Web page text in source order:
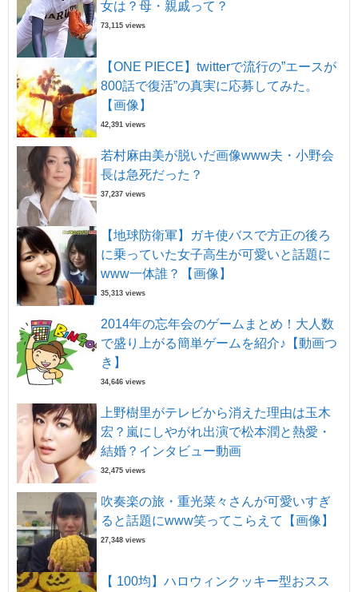
女は？母・親戚って？
73,115 views
【ONE PIECE】twitterで流行の”エースが
800話で復活”の真実に応募してみた。
【画像】
42,391 views
若村麻由美が脱いだ画像www夫・小野会
長は急死だった？
37,237 views
【地球防衛軍】ガキ使バスで方正の後ろ
に乗っていた女子高生が可愛いと話題に
www一体誰？【画像】
35,313 views
2014年の忘年会のゲームまとめ！大人数
で盛り上がる簡単ゲームを紹介♪【動画つ
き】
34,646 views
上野樹里がテレビから消えた理由は玉木
宏？嵐にしやがれ出演で松本潤と熱愛・
結婚？インタビュー動画
32,475 views
吹奏楽の旅・重光菜々さんが可愛いすぎ
ると話題にwww笑ってこらえて【画像】
27,348 views
【 100均】ハロウィンクッキー型おスス